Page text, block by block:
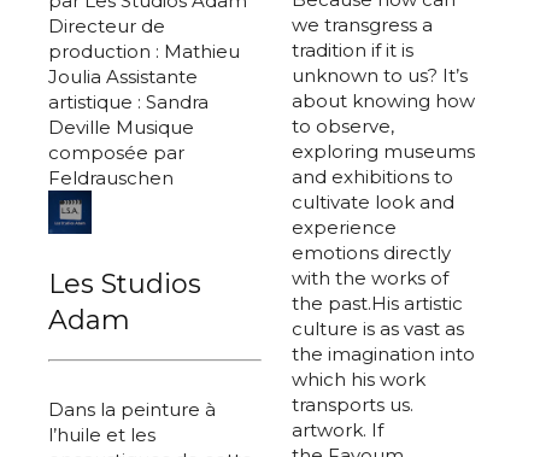
Directeur de
production : Mathieu
Joulia Assistante
artistique : Sandra
Deville Musique
composée par
Feldrauschen
Les Studios
Adam
Dans la peinture à
l’huile et les
we transgress a
tradition if it is
unknown to us? It’s
about knowing how
to observe,
exploring museums
and exhibitions to
cultivate look and
experience
emotions directly
with the works of
the past.His artistic
culture is as vast as
the imagination into
which his work
transports us.
artwork. If